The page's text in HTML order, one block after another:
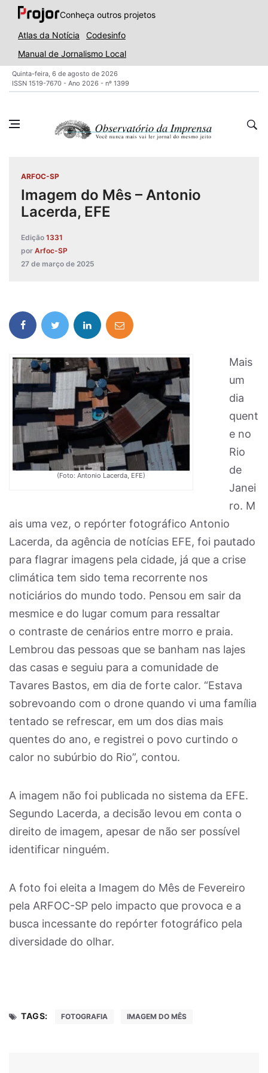
Conheça outros projetos
Atlas da Notícia
Codesinfo
Manual de Jornalismo Local
Quinta-feira, 6 de agosto de 2026
ISSN 1519-7670 - Ano 2026 - nº 1399
ARFOC-SP
Imagem do Mês – Antonio
Lacerda, EFE
Edição 1331
por Arfoc-SP
27 de março de 2025
(Foto: Antonio Lacerda, EFE)
Mais
um
dia
quent
e no
Rio
de
Janei
ro. M
ais uma vez, o repórter fotográfico Antonio
Lacerda, da agência de notícias EFE, foi pautado
para flagrar imagens pela cidade, já que a crise
climática tem sido tema recorrente nos
noticiários do mundo todo. Pensou em sair da
mesmice e do lugar comum para ​​​​​​​ressaltar
o contraste de cenários entre morro e praia.
Lembrou das pessoas que se banham nas lajes
das casas e seguiu para a comunidade de
Tavares Bastos, em dia de forte calor. “Estava
sobrevoando com o drone quando vi uma família
tentado se refrescar, em um dos dias mais
quentes do ano, e registrei o povo curtindo o
calor no subúrbio do Rio”, contou.
A imagem não foi publicada no sistema da EFE.
Segundo Lacerda, a decisão levou em conta o
direito de imagem, apesar de não ser possível
identificar ninguém.
A foto foi eleita a Imagem do Mês de Fevereiro
pela ARFOC-SP pelo impacto que provoca e a
busca incessante do repórter fotográfico pela
diversidade do olhar.
TAGS: FOTOGRAFIA IMAGEM DO MÊS